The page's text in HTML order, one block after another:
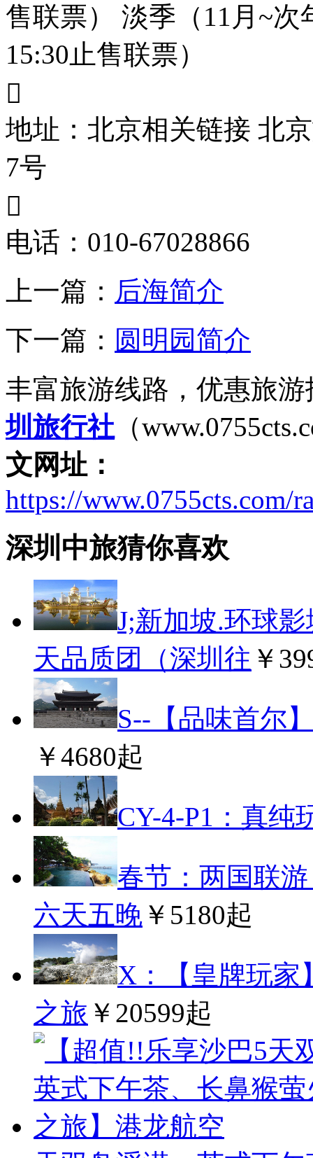
售联票） 淡季（11月~
15:30止售联票）

地址：北京相关链接 北
7号

电话：010-67028866
上一篇： 后海简介
下一篇： 圆明园简介
丰富旅游线路，优惠旅
圳旅行社 （
文网址：
https://www.0755cts.com/
深圳中旅猜你喜欢
J;新加坡.环球
天品质团（深圳往 ￥
S--【品味首尔
￥4680起
CY-4-P1：真纯
春节：两国联
六天五晚 ￥5180起
X：【皇牌玩家
之旅 ￥20599起